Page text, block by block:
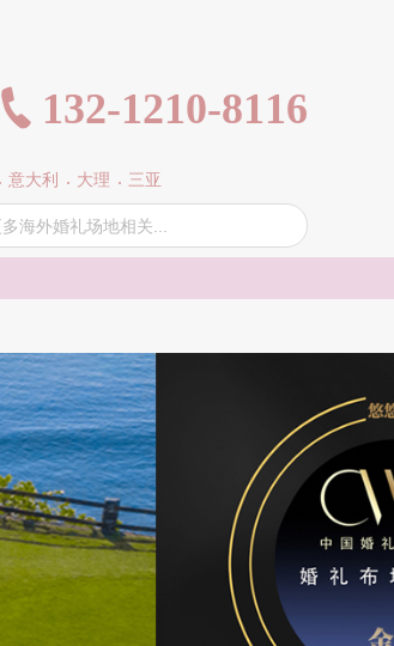
 132-1210-8116
意大利 大理 三亚